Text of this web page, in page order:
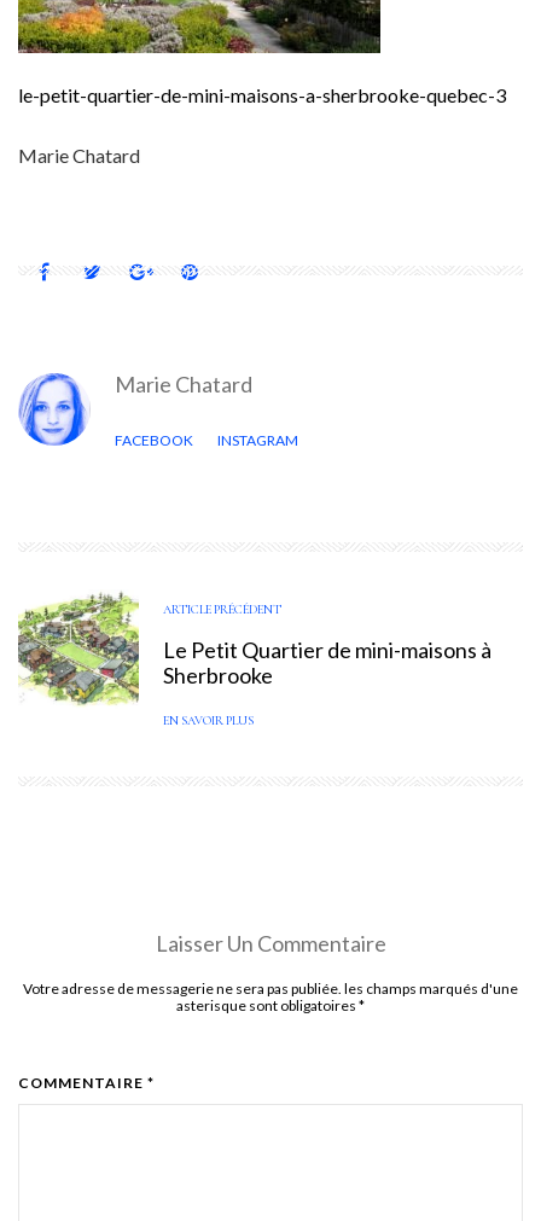
le-petit-quartier-de-mini-maisons-a-sherbrooke-quebec-3
Marie Chatard
Marie Chatard
FACEBOOK INSTAGRAM
ARTICLE PRÉCÉDENT
Le Petit Quartier de mini-maisons à
Sherbrooke
EN SAVOIR PLUS
Laisser Un Commentaire
Votre adresse de messagerie ne sera pas publiée. les champs marqués d'une
asterisque sont obligatoires *
COMMENTAIRE *